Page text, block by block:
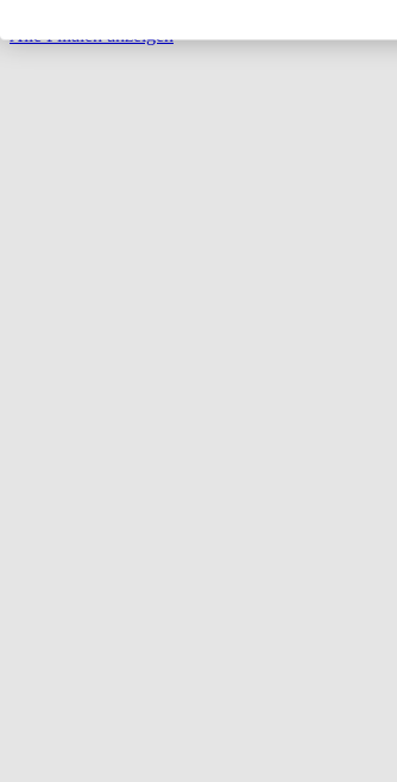
Alle Filialen anzeigen